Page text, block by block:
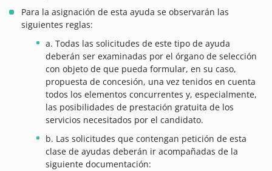
Para la asignación de esta ayuda se observarán las
siguientes reglas:
a. Todas las solicitudes de este tipo de ayuda
deberán ser examinadas por el órgano de selección
con objeto de que pueda formular, en su caso,
propuesta de concesión, una vez tenidos en cuenta
todos los elementos concurrentes y, especialmente,
las posibilidades de prestación gratuita de los
servicios necesitados por el candidato.
b. Las solicitudes que contengan petición de esta
clase de ayudas deberán ir acompañadas de la
siguiente documentación: